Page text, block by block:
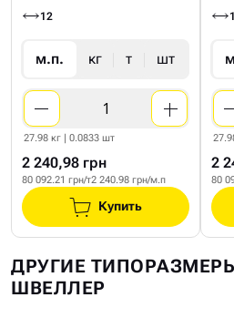
12
м.п. кг т шт
27.98 кг | 0.0833 шт
2 240,98 грн
80 092.21 грн/т2 240.98 грн/м.п
Купить
2
80
ДРУГИЕ
ШВЕЛЛЕР